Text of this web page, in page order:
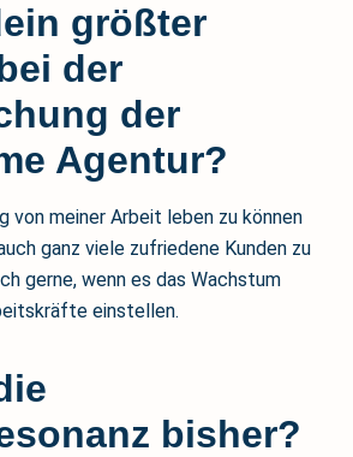
größter
der
der
Agentur?
von meiner Arbeit leben zu können
ganz viele zufriedene Kunden zu
gerne, wenn es das Wachstum
einstellen.
bisher?